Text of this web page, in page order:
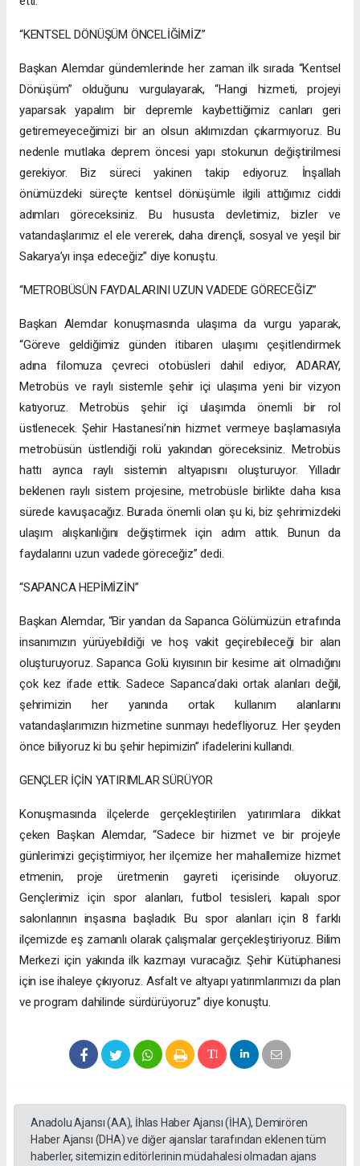
“KENTSEL DÖNÜŞÜM ÖNCELİĞİMİZ”
Başkan Alemdar gündemlerinde her zaman ilk sırada “Kentsel
Dönüşüm” olduğunu vurgulayarak, “Hangi hizmeti, projeyi
yaparsak yapalım bir depremle kaybettiğimiz canları geri
getiremeyeceğimizi bir an olsun aklımızdan çıkarmıyoruz. Bu
nedenle mutlaka deprem öncesi yapı stokunun değiştirilmesi
gerekiyor. Biz süreci yakinen takip ediyoruz. İnşallah
önümüzdeki süreçte kentsel dönüşümle ilgili attığımız ciddi
adımları göreceksiniz. Bu hususta devletimiz, bizler ve
vatandaşlarımız el ele vererek, daha dirençli, sosyal ve yeşil bir
Sakarya’yı inşa edeceğiz” diye konuştu.
“METROBÜSÜN FAYDALARINI UZUN VADEDE GÖRECEĞİZ”
Başkan Alemdar konuşmasında ulaşıma da vurgu yaparak,
“Göreve geldiğimiz günden itibaren ulaşımı çeşitlendirmek
adına filomuza çevreci otobüsleri dahil ediyor, ADARAY,
Metrobüs ve raylı sistemle şehir içi ulaşıma yeni bir vizyon
katıyoruz. Metrobüs şehir içi ulaşımda önemli bir rol
üstlenecek. Şehir Hastanesi’nin hizmet vermeye başlamasıyla
metrobüsün üstlendiği rolü yakından göreceksiniz. Metrobüs
hattı ayrıca raylı sistemin altyapısını oluşturuyor. Yılladır
beklenen raylı sistem projesine, metrobüsle birlikte daha kısa
sürede kavuşacağız. Burada önemli olan şu ki, biz şehrimizdeki
ulaşım alışkanlığını değiştirmek için adım attık. Bunun da
faydalarını uzun vadede göreceğiz” dedi.
“SAPANCA HEPİMİZİN”
Başkan Alemdar, “Bir yandan da Sapanca Gölümüzün etrafında
insanımızın yürüyebildiği ve hoş vakit geçirebileceği bir alan
oluşturuyoruz. Sapanca Golü kıyısının bir kesime ait olmadığını
çok kez ifade ettik. Sadece Sapanca’daki ortak alanları değil,
şehrimizin her yanında ortak kullanım alanlarını
vatandaşlarımızın hizmetine sunmayı hedefliyoruz. Her şeyden
önce biliyoruz ki bu şehir hepimizin” ifadelerini kullandı.
GENÇLER İÇİN YATIRIMLAR SÜRÜYOR
Konuşmasında ilçelerde gerçekleştirilen yatırımlara dikkat
çeken Başkan Alemdar, “Sadece bir hizmet ve bir projeyle
günlerimizi geçiştirmiyor, her ilçemize her mahallemize hizmet
etmenin, proje üretmenin gayreti içerisinde oluyoruz.
Gençlerimiz için spor alanları, futbol tesisleri, kapalı spor
salonlarının inşasına başladık. Bu spor alanları için 8 farklı
ilçemizde eş zamanlı olarak çalışmalar gerçekleştiriyoruz. Bilim
Merkezi için yakında ilk kazmayı vuracağız. Şehir Kütüphanesi
için ise ihaleye çıkıyoruz. Asfalt ve altyapı yatırımlarımızı da plan
ve program dahilinde sürdürüyoruz” diye konuştu.
Anadolu Ajansı (AA), İhlas Haber Ajansı (İHA), Demirören
Haber Ajansı (DHA) ve diğer ajanslar tarafından eklenen tüm
haberler, sitemizin editörlerinin müdahalesi olmadan ajans